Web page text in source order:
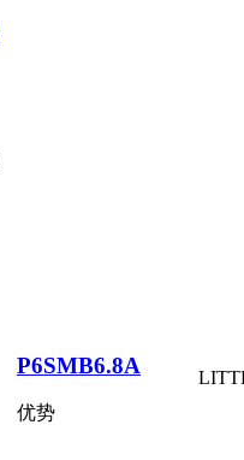
P6SMB6.8A
优势